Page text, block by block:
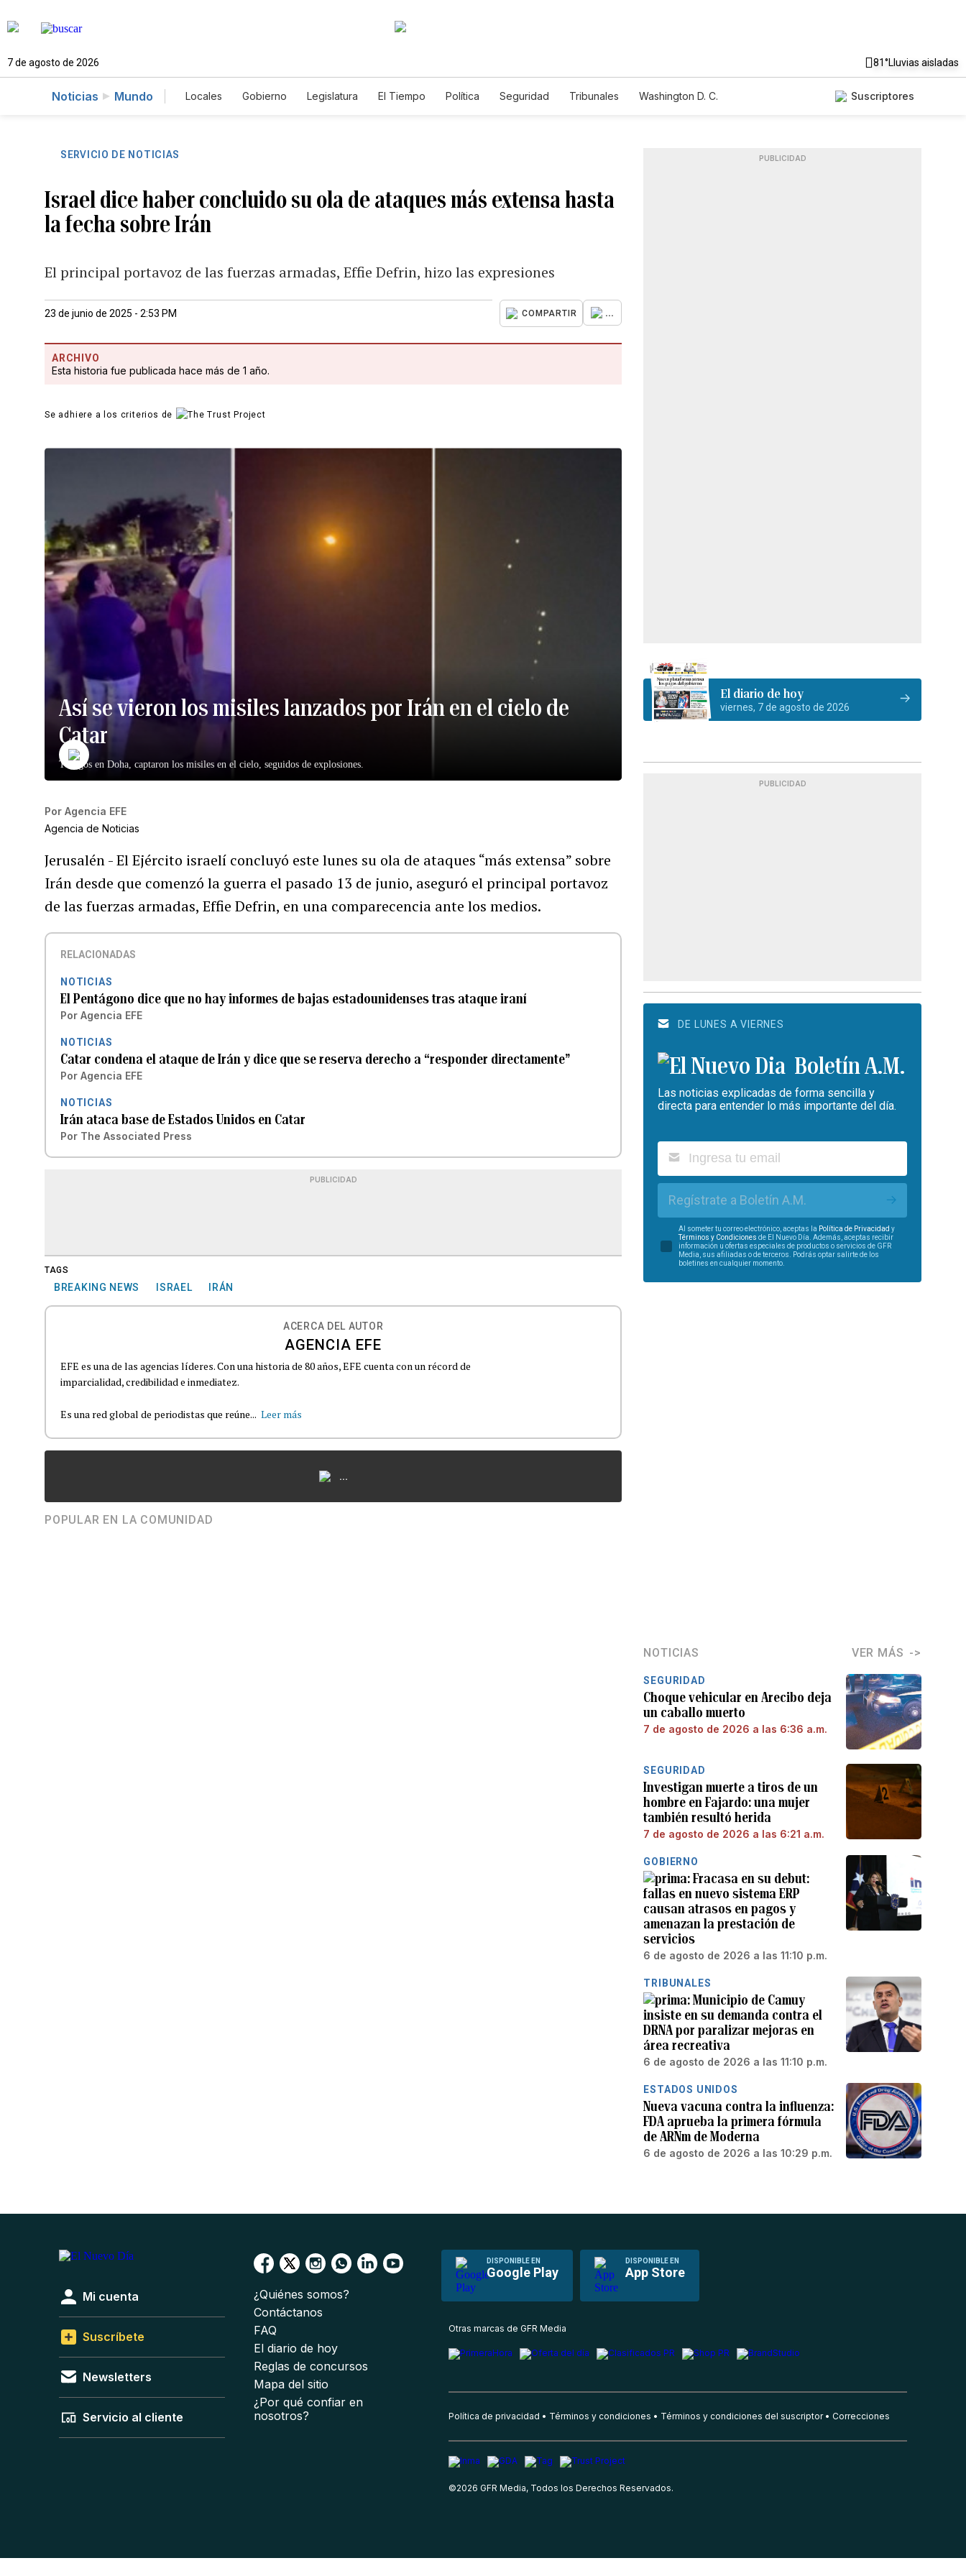
7 de agosto de 2026 81°Lluvias aisladas
Noticias Mundo Locales Gobierno Legislatura El Tiempo Política Seguridad Tribunales
Washington D. C.
Suscriptores
SERVICIO DE NOTICIAS
Israel dice haber concluido su ola de ataques más extensa hasta
la fecha sobre Irán
El principal portavoz de las fuerzas armadas, Effie Defrin, hizo las expresiones
23 de junio de 2025 - 2:53 PM COMPARTIR ...
ARCHIVO
Esta historia fue publicada hace más de 1 año.
Se adhiere a los criterios de
Así se vieron los misiles lanzados por Irán en el cielo de
Catar
Testigos en Doha, captaron los misiles en el cielo, seguidos de explosiones.
Por Agencia EFE
Agencia de Noticias
Jerusalén - El Ejército israelí concluyó este lunes su ola de ataques “más extensa” sobre
Irán desde que comenzó la guerra el pasado 13 de junio, aseguró el principal portavoz
de las fuerzas armadas, Effie Defrin, en una comparecencia ante los medios.
RELACIONADAS
NOTICIAS
El Pentágono dice que no hay informes de bajas estadounidenses tras ataque iraní
Por Agencia EFE
NOTICIAS
Catar condena el ataque de Irán y dice que se reserva derecho a “responder directamente”
Por Agencia EFE
NOTICIAS
Irán ataca base de Estados Unidos en Catar
Por The Associated Press
PUBLICIDAD
TAGS
BREAKING NEWS ISRAEL IRÁN
ACERCA DEL AUTOR
AGENCIA EFE
EFE es una de las agencias líderes. Con una historia de 80 años, EFE cuenta con un récord de
imparcialidad, credibilidad e inmediatez.
Es una red global de periodistas que reúne... Leer más
...
POPULAR EN LA COMUNIDAD
PUBLICIDAD
El diario de hoy
viernes, 7 de agosto de 2026
PUBLICIDAD
DE LUNES A VIERNES
Boletín A.M.
Las noticias explicadas de forma sencilla y
directa para entender lo más importante del día.
Regístrate a Boletín A.M.
Al someter tu correo electrónico, aceptas la Política de Privacidad y
Términos y Condiciones de El Nuevo Día. Además, aceptas recibir
información u ofertas especiales de productos o servicios de GFR
Media, sus afiliadas o de terceros. Podrás optar salirte de los
boletines en cualquier momento.
NOTICIAS VER MÁS
SEGURIDAD
Choque vehicular en Arecibo deja
un caballo muerto
7 de agosto de 2026 a las 6:36 a.m.
SEGURIDAD
Investigan muerte a tiros de un
hombre en Fajardo: una mujer
también resultó herida
7 de agosto de 2026 a las 6:21 a.m.
GOBIERNO
Fracasa en su debut:
fallas en nuevo sistema ERP
causan atrasos en pagos y
amenazan la prestación de
servicios
6 de agosto de 2026 a las 11:10 p.m.
TRIBUNALES
Municipio de Camuy
insiste en su demanda contra el
DRNA por paralizar mejoras en
área recreativa
6 de agosto de 2026 a las 11:10 p.m.
ESTADOS UNIDOS
Nueva vacuna contra la influenza:
FDA aprueba la primera fórmula
de ARNm de Moderna
6 de agosto de 2026 a las 10:29 p.m.
DISPONIBLE EN
Google Play
DISPONIBLE EN
App Store
Mi cuenta
Suscríbete
Newsletters
Servicio al cliente
¿Quiénes somos?
Contáctanos
FAQ
El diario de hoy
Reglas de concursos
Mapa del sitio
¿Por qué confiar en
nosotros?
Otras marcas de GFR Media
Política de privacidad Términos y condiciones Términos y condiciones del suscriptor Correcciones
©2026 GFR Media, Todos los Derechos Reservados.